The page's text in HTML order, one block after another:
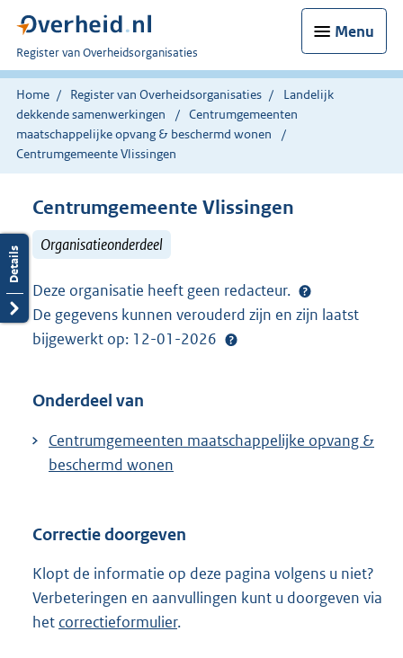
Menu
U
bent
nu
hier:
Register van Overheidsorganisaties
Home Register van Overheidsorganisaties
Landelijk
dekkende samenwerkingen
Centrumgemeenten
maatschappelijke opvang & beschermd wonen
Centrumgemeente Vlissingen
Centrumgemeente Vlissingen
Organisatieonderdeel
Deze organisatie heeft geen redacteur.
De gegevens kunnen verouderd zijn en zijn laatst
bijgewerkt op: 12-01-2026
Onderdeel van
Centrumgemeenten maatschappelijke opvang &
beschermd wonen
Correctie doorgeven
Klopt de informatie op deze pagina volgens u niet?
Verbeteringen en aanvullingen kunt u doorgeven via
het correctieformulier.